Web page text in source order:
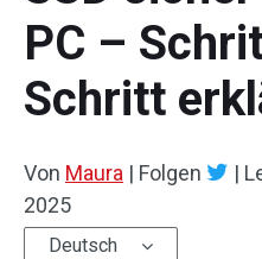
PC –
Schritt
Von Maura | Folgen |
2025
Deutsch